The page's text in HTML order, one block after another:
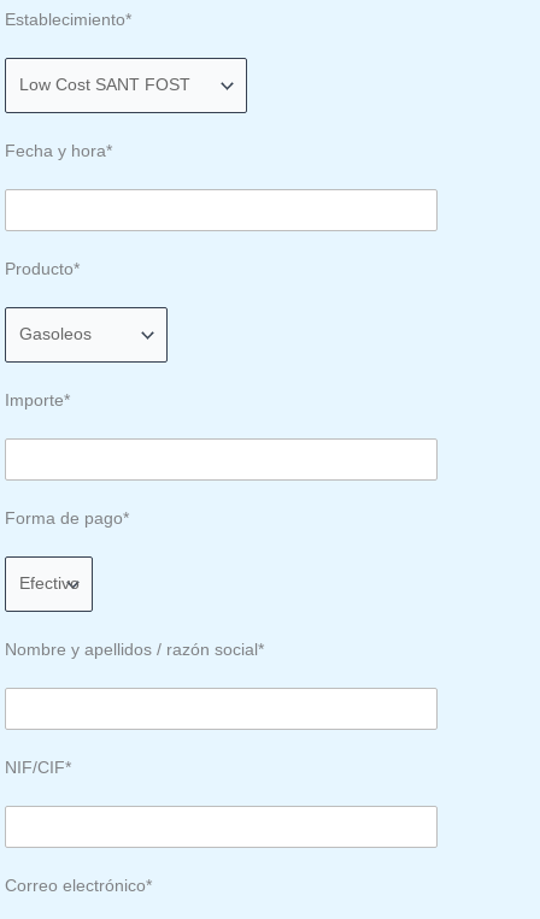
Establecimiento*
Fecha y hora*
Producto*
Importe*
Forma de pago*
Nombre y apellidos / razón social*
NIF/CIF*
Correo electrónico*